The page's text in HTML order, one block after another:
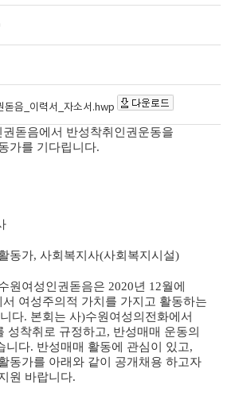
돋음_이력서_자소서.hwp
돋음에서 반성착취인권운동을
가를 기다립니다.
동가, 사회복지사(사회복지시설)
원여성인권돋음은 2020년 12월에
여성주의적 가치를 가지고 활동하는
다. 본회는 사)수원여성의전화에서
성착취로 규정하고, 반성매매 운동의
니다. 반성매매 활동에 관심이 있고,
동가를 아래와 같이 공개채용 하고자
원 바랍니다.